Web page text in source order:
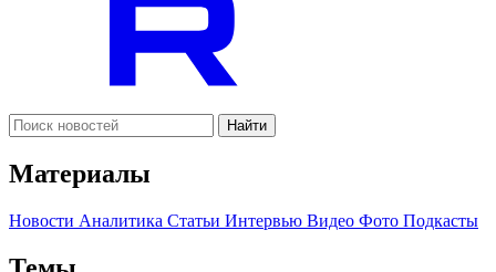
Найти
Материалы
Новости Аналитика Статьи Интервью Видео Фото Подкасты